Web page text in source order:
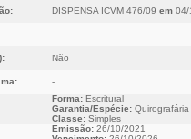
DISPENSA ICVM 476/09 em04/
-
Não
-
Forma:Escritural
Garantia/Espécie:Quirografária
Classe:Simples
Emissão:26/10/2021